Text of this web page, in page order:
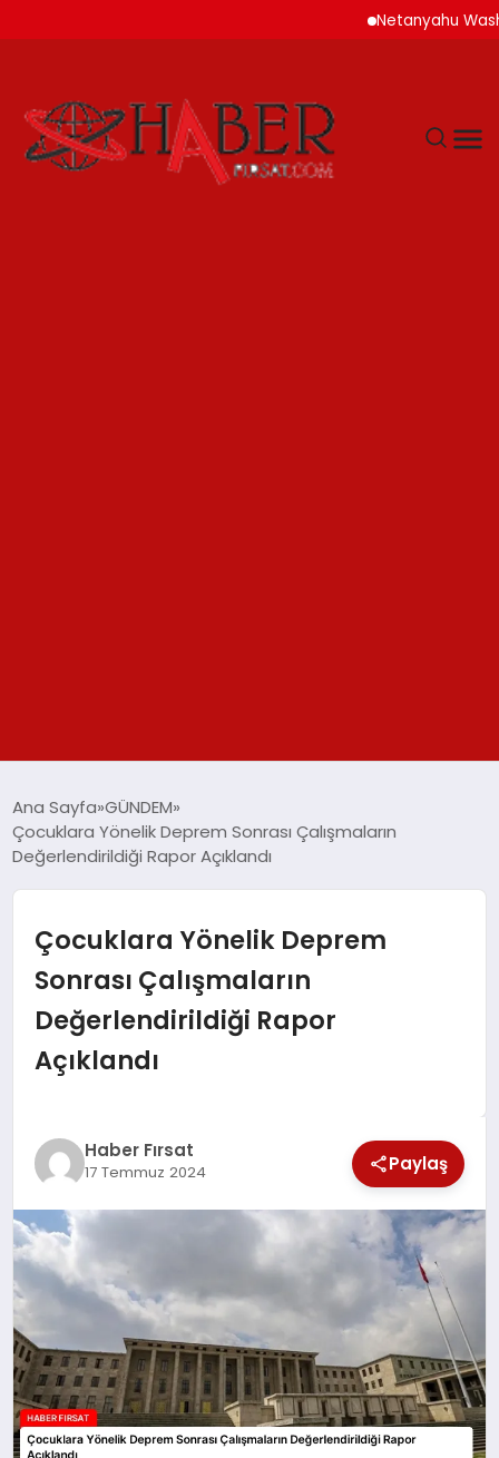
Netanyahu
SPOR
TEKNOLOJİ
SAĞLIK
EKONOMİ
MAGAZİN
DÜNYA
Ana Sayfa GÜNDEM
Çocuklara Yönelik Deprem Sonrası Çalışmaların
Değerlendirildiği Rapor Açıklandı
Çocuklara Yönelik Deprem
Sonrası Çalışmaların
Değerlendirildiği Rapor
Açıklandı
Haber Fırsat
17 Temmuz 2024 Paylaş